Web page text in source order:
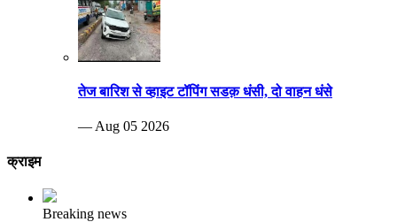
तेज बारिश से व्हाइट टॉपिंग सडक़ धंसी, दो वाहन धंसे
— Aug 05 2026
क्राइम
Breaking news